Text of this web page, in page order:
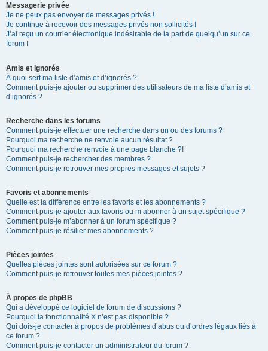
Messagerie privée
Je ne peux pas envoyer de messages privés !
Je continue à recevoir des messages privés non sollicités !
J’ai reçu un courrier électronique indésirable de la part de quelqu’un sur ce
forum !
Amis et ignorés
À quoi sert ma liste d’amis et d’ignorés ?
Comment puis-je ajouter ou supprimer des utilisateurs de ma liste d’amis et
d’ignorés ?
Recherche dans les forums
Comment puis-je effectuer une recherche dans un ou des forums ?
Pourquoi ma recherche ne renvoie aucun résultat ?
Pourquoi ma recherche renvoie à une page blanche ?!
Comment puis-je rechercher des membres ?
Comment puis-je retrouver mes propres messages et sujets ?
Favoris et abonnements
Quelle est la différence entre les favoris et les abonnements ?
Comment puis-je ajouter aux favoris ou m’abonner à un sujet spécifique ?
Comment puis-je m’abonner à un forum spécifique ?
Comment puis-je résilier mes abonnements ?
Pièces jointes
Quelles pièces jointes sont autorisées sur ce forum ?
Comment puis-je retrouver toutes mes pièces jointes ?
À propos de phpBB
Qui a développé ce logiciel de forum de discussions ?
Pourquoi la fonctionnalité X n’est pas disponible ?
Qui dois-je contacter à propos de problèmes d’abus ou d’ordres légaux liés à
ce forum ?
Comment puis-je contacter un administrateur du forum ?